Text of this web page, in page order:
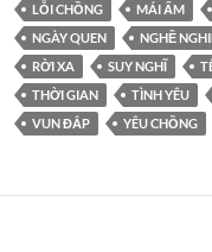
LỖI CHỒNG
MÁI ẤM
NGÀY QUEN
NGHỀ
RỜI XA
SUY NGHĨ
THỜI GIAN
TÌNH YÊU
VUN ĐẮP
YÊU CHỒNG